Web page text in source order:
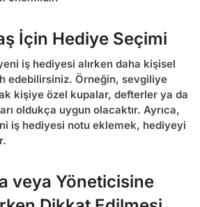
İçin Hediye Seçimi
iş hediyesi alırken daha kişisel
edebilirsiniz. Örneğin, sevgiliye
kişiye özel kupalar, defterler ya da
oldukça uygun olacaktır. Ayrıca,
iş hediyesi notu eklemek, hediyeyi
veya Yöneticisine